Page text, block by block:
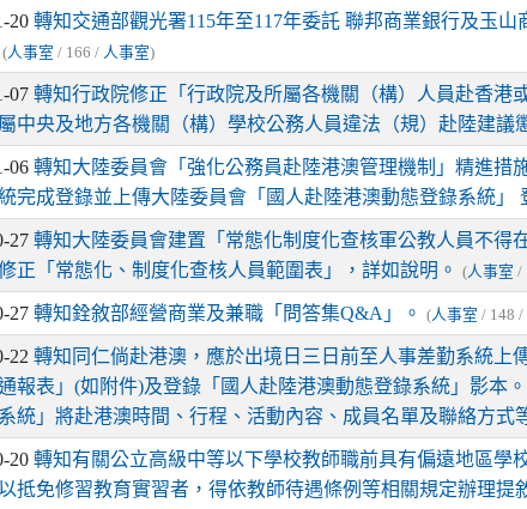
20轉知交通部觀光署115年至117年委託 聯邦商業銀行及玉
(人事室 / 166 / 人事室)
07轉知行政院修正「行政院及所屬各機關（構）人員赴香港
中央及地方各機關（構）學校公務人員違法（規）赴陸建議
06轉知大陸委員會「強化公務員赴陸港澳管理機制」精進措
完成登錄並上傳大陸委員會「國人赴陸港澳動態登錄系統」
27轉知大陸委員會建置「常態化制度化查核軍公教人員不得
正「常態化、制度化查核人員範圍表」，詳如說明。
(人事室 /
27轉知銓敘部經營商業及兼職「問答集Q&A」。 (人事室 / 148 /
22轉知同仁倘赴港澳，應於出境日三日前至人事差勤系統上
報表」(如附件)及登錄「國人赴陸港澳動態登錄系統」影本
統」將赴港澳時間、行程、活動內容、成員名單及聯絡方式
20轉知有關公立高級中等以下學校教師職前具有偏遠地區學
抵免修習教育實習者，得依教師待遇條例等相關規定辦理提